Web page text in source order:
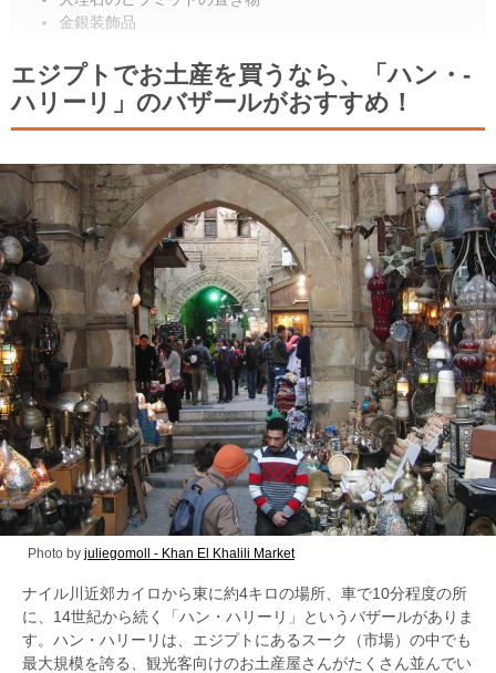
金銀装飾品
エジプトでお土産を買うなら、「ハン・­
ハリーリ」のバザールがおすすめ！
Photo by juliegomoll - Khan El Khalili Market
ナイル川近郊カイロから東に約4キロの場所、車で10分程度の所
に、14世紀から続く「ハン・ハリーリ」というバザールがありま
す。ハン・ハリーリは、エジプトにあるスーク（市場）の中でも
最大規模を誇る、観光客向けのお土産屋さんがたくさん並んでい